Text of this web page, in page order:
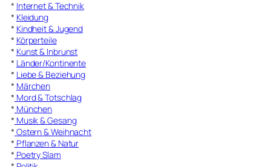
* Internet & Technik
* Kleidung
* Kindheit & Jugend
* Körperteile
* Kunst & Inbrunst
* Länder/Kontinente
* Liebe & Beziehung
* Märchen
* Mord & Totschlag
* München
* Musik & Gesang
* Ostern & Weihnacht
* Pflanzen & Natur
* Poetry Slam